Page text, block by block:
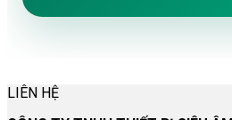
LIÊN HỆ